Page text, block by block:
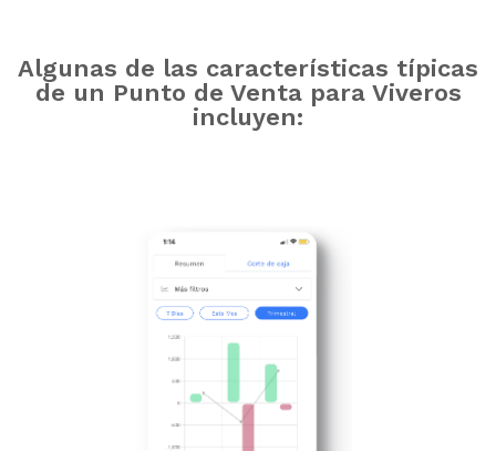
Algunas de las características típicas
de un Punto de Venta para Viveros
incluyen: